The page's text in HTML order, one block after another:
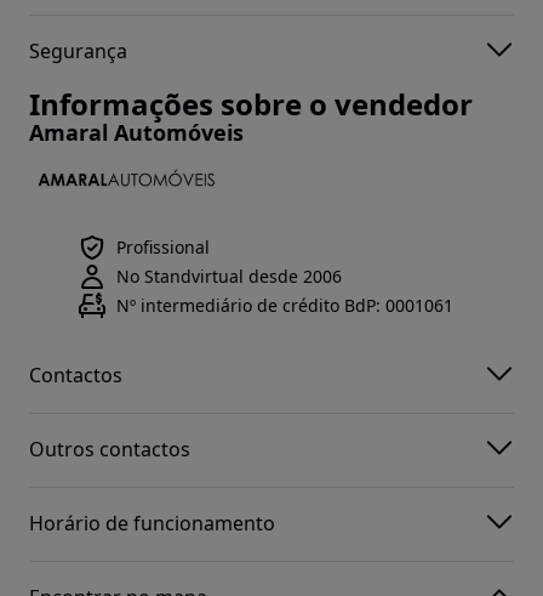
Segurança
Informações sobre o vendedor
Amaral Automóveis
Profissional
No Standvirtual desde 2006
Nº intermediário de crédito BdP: 0001061
Contactos
Outros contactos
Horário de funcionamento